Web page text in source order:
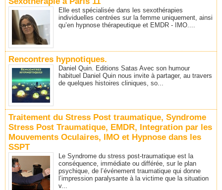
Elle est spécialisée dans les sexothérapies
individuelles centrées sur la femme uniquement, ainsi
qu’en hypnose thérapeutique et EMDR - IMO....
Rencontres hypnotiques.
Daniel Quin. Editions Satas Avec son humour
habituel Daniel Quin nous invite à partager, au travers
de quelques histoires cliniques, so...
Traitement du Stress Post traumatique, Syndrome
Stress Post Traumatique, EMDR, Integration par les
Mouvements Oculaires, IMO et Hypnose dans les
SSPT
Le Syndrome du stress post-traumatique est la
conséquence, immédiate ou différée, sur le plan
psychique, de l’événement traumatique qui donne
l’impression paralysante à la victime que la situation
v...